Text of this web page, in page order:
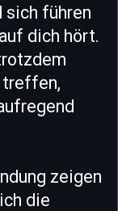
sich führen
dich hört.
treffen,
zeigen
die